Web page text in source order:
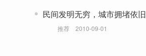
民间发明无穷，城市拥堵依旧
推荐 2010-09-01